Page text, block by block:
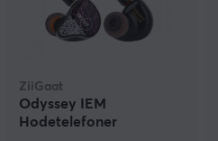
ZiiGaat
Odyssey IEM
Hodetelefoner